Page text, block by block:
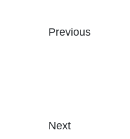
Previous
Next